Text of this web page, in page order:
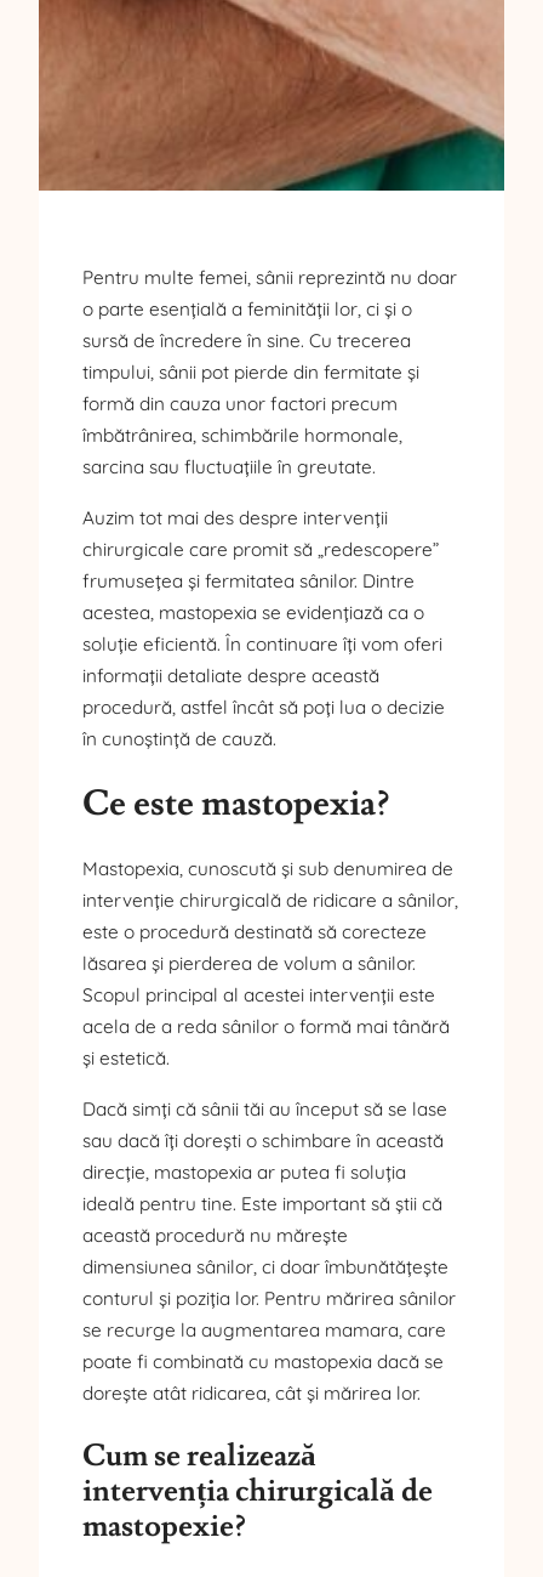
Pentru multe femei, sânii reprezintă nu doar
o parte esențială a feminității lor, ci și o
sursă de încredere în sine. Cu trecerea
timpului, sânii pot pierde din fermitate și
formă din cauza unor factori precum
îmbătrânirea, schimbările hormonale,
sarcina sau fluctuațiile în greutate.
Auzim tot mai des despre intervenții
chirurgicale care promit să „redescopere”
frumusețea și fermitatea sânilor. Dintre
acestea, mastopexia se evidențiază ca o
soluție eficientă. În continuare îți vom oferi
informații detaliate despre această
procedură, astfel încât să poți lua o decizie
în cunoștință de cauză.
Ce este mastopexia?
Mastopexia, cunoscută și sub denumirea de
intervenție chirurgicală de ridicare a sânilor,
este o procedură destinată să corecteze
lăsarea și pierderea de volum a sânilor.
Scopul principal al acestei intervenții este
acela de a reda sânilor o formă mai tânără
și estetică.
Dacă simți că sânii tăi au început să se lase
sau dacă îți dorești o schimbare în această
direcție, mastopexia ar putea fi soluția
ideală pentru tine. Este important să știi că
această procedură nu mărește
dimensiunea sânilor, ci doar îmbunătățește
conturul și poziția lor. Pentru mărirea sânilor
se recurge la augmentarea mamara, care
poate fi combinată cu mastopexia dacă se
dorește atât ridicarea, cât și mărirea lor.
Cum se realizează
intervenția chirurgicală de
mastopexie?